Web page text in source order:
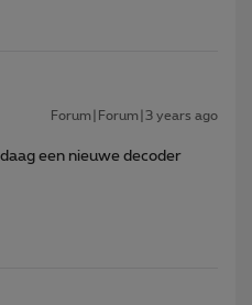
Forum|Forum|3 years ago
een nieuwe decoder